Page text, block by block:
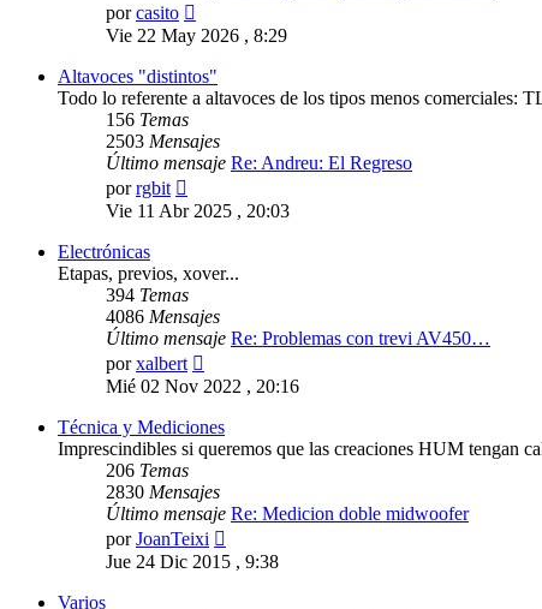
porcasito
último
mensaje
Vie 22 May 2026 , 8:29
Altavoces "distintos"
Todo lo referente a altavoces de los tipos menos comerciales:
156 Temas
2503 Mensajes
Último mensaje Re: Andreu: El Regreso
porrgbit
último
mensaje
Vie 11 Abr 2025 , 20:03
Electrónicas
Etapas, previos, xover...
394 Temas
4086 Mensajes
Último mensaje Re: Problemas con trevi AV450…
porxalbert
último
mensaje
Mié 02 Nov 2022 , 20:16
Técnica y Mediciones
Imprescindibles si queremos que las creaciones HUM tengan
206 Temas
2830 Mensajes
Último mensaje Re: Medicion doble midwoofer
porJoanTeixi
último
mensaje
Jue 24 Dic 2015 , 9:38
Varios